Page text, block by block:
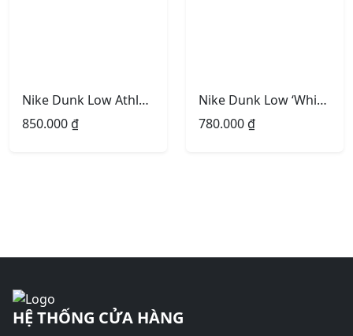
Nike Dunk Low Athletic Department Light Smoke Grey University
850.000₫
Nike Dunk Low ‘White Hyper Royal’
780.000₫
HỆ THỐNG CỬA HÀNG